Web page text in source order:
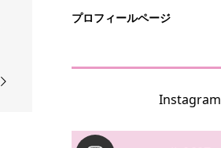
プロフィールページ
Instagram